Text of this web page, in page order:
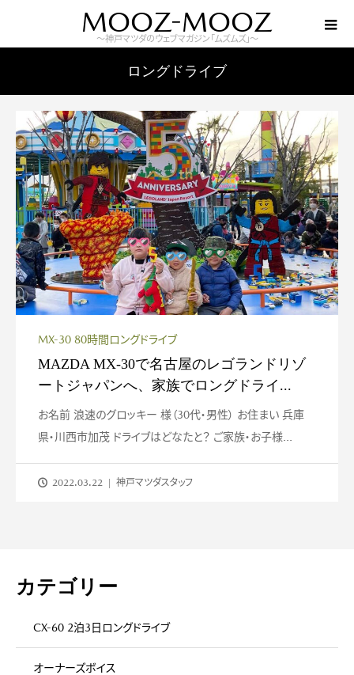
MOOZ-MOOZ
～神戸マツダのウェブマガジン「ムズムズ」～
ロングドライブ
MX-30 80時間ロングドライブ
MAZDA MX-30で名古屋のレゴランドリゾ
ートジャパンへ、家族でロングドライ...
お名前 浪速のグロッキー 様（30代・男性） お住まい 兵庫
県・川西市加茂 ドライブはどなたと？ ご家族・お子様...
2022.03.22 神戸マツダスタッフ
カテゴリー
CX-60 2泊3日ロングドライブ
オーナーズボイス